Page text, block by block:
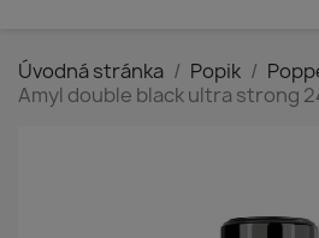
Úvodná stránka Popik
Amyl double black ultra strong